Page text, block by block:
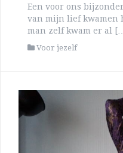
Een voor ons
van mijn lief kwamen
man zelf kwam er al
Voor jezelf